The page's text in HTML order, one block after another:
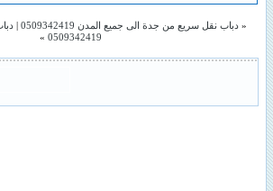
« دباب نقل سريع من جدة الى جميع المدن 0509342419 |
0509342419
»